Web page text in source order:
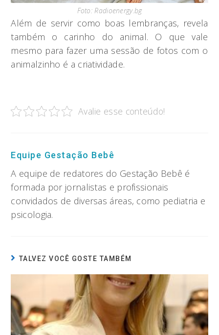
Foto: Radioenergy.bg
Além de servir como boas lembranças, revela
também o carinho do animal. O que vale
mesmo para fazer uma sessão de fotos com o
animalzinho é a criatividade.
Avalie esse conteúdo!
Equipe Gestação Bebê
A equipe de redatores do Gestação Bebê é
formada por jornalistas e profissionais
convidados de diversas áreas, como pediatria e
psicologia.
TALVEZ VOCÊ GOSTE TAMBÉM